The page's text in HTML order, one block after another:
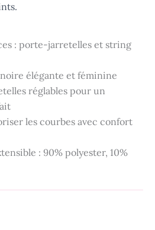
: porte-jarretelles et string
élégante et féminine
réglables pour un
les courbes avec confort
: 90% polyester, 10%